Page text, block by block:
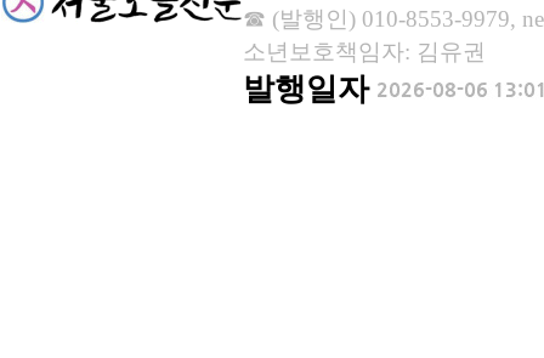
☎ (발행인) 010-8553-9979,
소년보호책임자: 김유권
발행일자